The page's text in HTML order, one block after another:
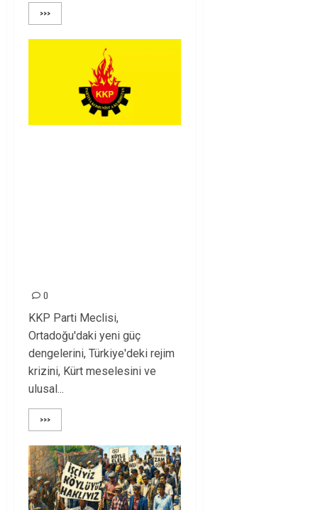
>>>
0
KKP Parti Meclisi,
Ortadoğu'daki yeni güç
dengelerini, Türkiye'deki rejim
krizini, Kürt meselesini ve
ulusal...
>>>